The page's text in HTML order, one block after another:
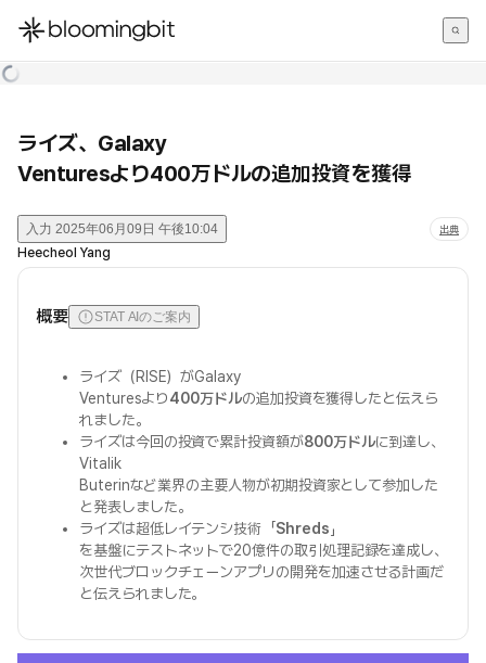
한국어
ライズ、Galaxy
Venturesより400万ドルの追加投資を獲得
入力 2025年06月09日 午後10:04 出典
Heecheol Yang
概要 STAT AIのご案内
ライズ（RISE）がGalaxy
Venturesより400万ドルの追加投資を獲得したと伝えら
れました。
ライズは今回の投資で累計投資額が800万ドルに到達し、
Vitalik
Buterinなど業界の主要人物が初期投資家として参加した
と発表しました。
ライズは超低レイテンシ技術「Shreds 」
を基盤にテストネットで20億件の取引処理記録を達成し、
次世代ブロックチェーンアプリの開発を加速させる計画だ
と伝えられました。